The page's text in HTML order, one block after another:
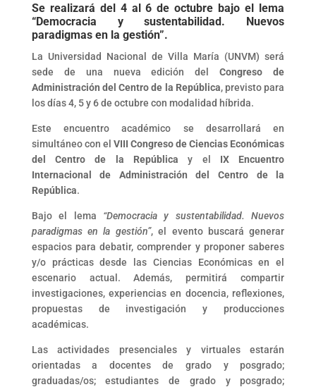
Se realizará del 4 al 6 de octubre bajo el lema
“Democracia y sustentabilidad. Nuevos
paradigmas en la gestión”.
La Universidad Nacional de Villa María (UNVM) será
sede de una nueva edición delCongreso de
Administración del Centro de la República, previsto para
los días 4, 5 y 6 de octubre con modalidad híbrida.
Este encuentro académico se desarrollará en
simultáneo con el VIII Congreso de Ciencias Económicas
del Centro de la República y el IX Encuentro
Internacional de Administración del Centro de la
República.
Bajo el lema “Democracia y sustentabilidad. Nuevos
paradigmas en la gestión”, el evento buscará generar
espacios para debatir, comprender y proponer saberes
y/o prácticas desde las Ciencias Económicas en el
escenario actual. Además, permitirá compartir
investigaciones, experiencias en docencia, reflexiones,
propuestas de investigación y producciones
académicas.
Las actividades presenciales y virtuales estarán
orientadas a docentes de grado y posgrado;
graduadas/os; estudiantes de grado y posgrado;